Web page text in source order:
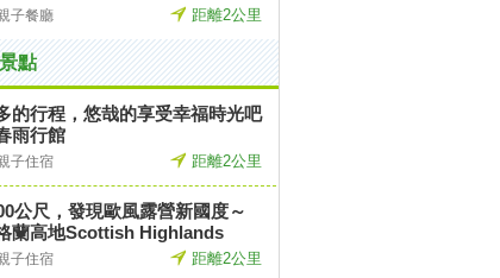
子餐廳 距離2公里
點
的行程，悠哉的享受幸福時光吧
雨行館
子住宿 距離2公里
公尺，發現歐風露營新國度～
蘭高地Scottish Highlands
子住宿 距離2公里